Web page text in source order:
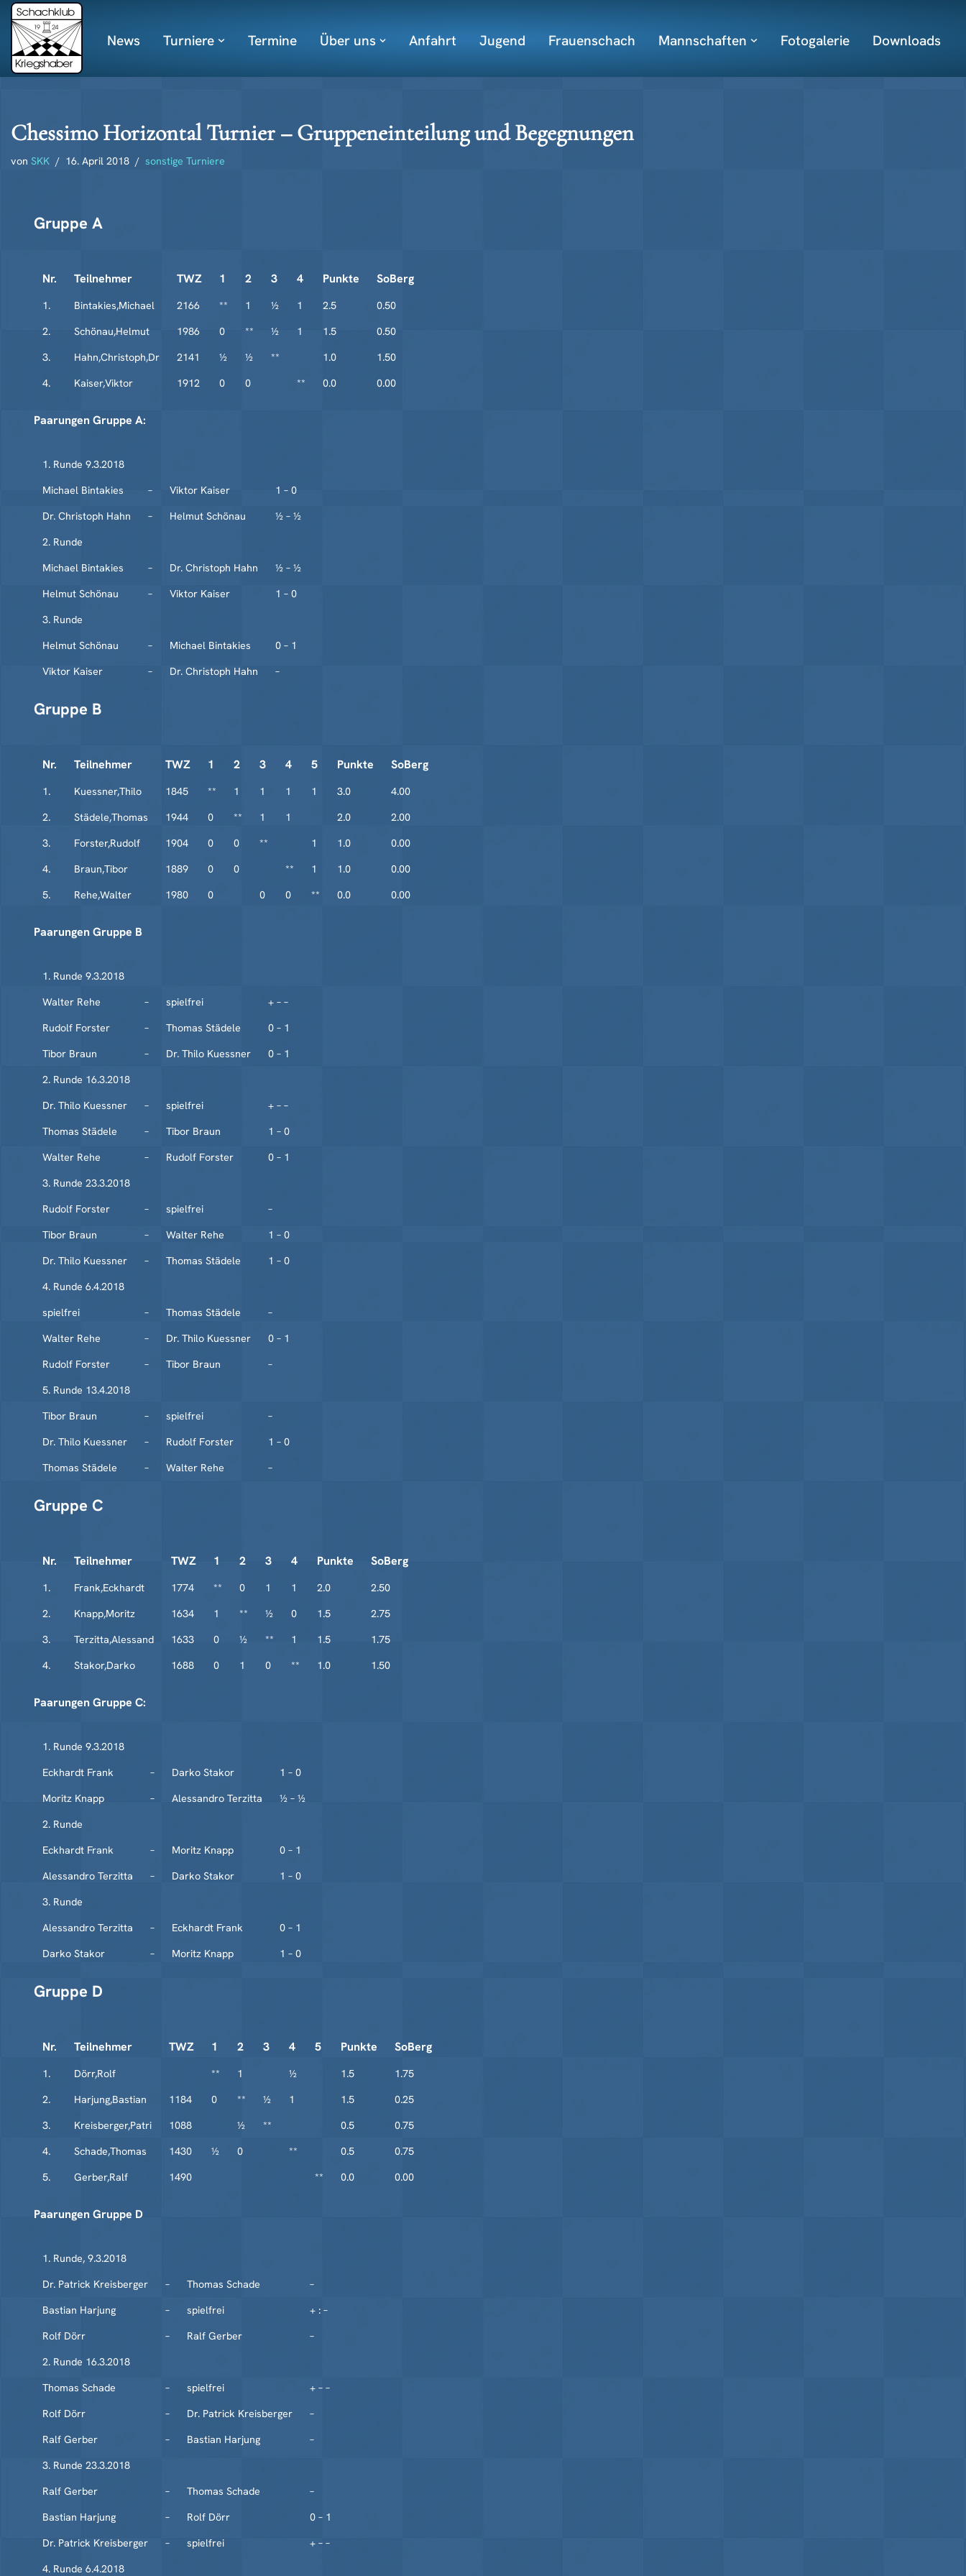
Zum
Inhalt
springen
News Turniere Termine Über uns Anfahrt Jugend Frauenschach Mannschaften Fotogalerie Downloads
Chessimo Horizontal Turnier – Gruppeneinteilung und Begegnungen
von SKK 16. April 2018 sonstige Turniere
Gruppe A
Nr. Teilnehmer TWZ 1 2 3 4 Punkte SoBerg
1. Bintakies,Michael 2166 ** 1 ½ 1 2.5
0.50
2.
Schönau,Helmut 1986 0 ** ½ 1 1.5
0.50
3.
Hahn,Christoph,Dr 2141 ½ ½ ** 1.0
1.50
4.
Kaiser,Viktor 1912 0 0 ** 0.0 0.00
Paarungen Gruppe A:
1. Runde 9.3.2018
Michael Bintakies
– Viktor Kaiser
1 – 0
Dr. Christoph Hahn
– Helmut Schönau
½ – ½
2. Runde
Michael Bintakies
– Dr. Christoph Hahn
½ – ½
Helmut Schönau
– Viktor Kaiser
1 – 0
3. Runde
Helmut Schönau
– Michael Bintakies
0 – 1
Viktor Kaiser
– Dr. Christoph Hahn –
Gruppe B
Nr. Teilnehmer TWZ 1 2 3 4 5 Punkte SoBerg
1. Kuessner,Thilo 1845 ** 1 1 1 1 3.0
4.00
2.
Städele,Thomas 1944 0 ** 1 1 2.0
2.00
3.
Forster,Rudolf 1904 0 0 ** 1 1.0
0.00
4.
Braun,Tibor 1889 0 0 ** 1 1.0
0.00
5.
Rehe,Walter 1980 0 0 0 ** 0.0 0.00
Paarungen Gruppe B
1. Runde 9.3.2018
Walter Rehe
– spielfrei
+ – –
Rudolf Forster
– Thomas Städele
0 – 1
Tibor Braun
– Dr. Thilo Kuessner
0 – 1
2. Runde 16.3.2018
Dr. Thilo Kuessner
– spielfrei
+ – –
Thomas Städele
– Tibor Braun
1 – 0
Walter Rehe
– Rudolf Forster
0 – 1
3. Runde 23.3.2018
Rudolf Forster
– spielfrei
–
Tibor Braun
– Walter Rehe
1 – 0
Dr. Thilo Kuessner
– Thomas Städele
1 – 0
4. Runde 6.4.2018
spielfrei
– Thomas Städele
–
Walter Rehe
– Dr. Thilo Kuessner
0 – 1
Rudolf Forster
– Tibor Braun
–
5. Runde 13.4.2018
Tibor Braun
– spielfrei
–
Dr. Thilo Kuessner
– Rudolf Forster
1 – 0
Thomas Städele
– Walter Rehe –
Gruppe C
Nr. Teilnehmer TWZ 1 2 3 4 Punkte SoBerg
1. Frank,Eckhardt 1774 ** 0 1 1 2.0
2.50
2.
Knapp,Moritz 1634 1 ** ½ 0 1.5
2.75
3.
Terzitta,Alessand 1633 0 ½ ** 1 1.5
1.75
4.
Stakor,Darko 1688 0 1 0 ** 1.0 1.50
Paarungen Gruppe C:
1. Runde 9.3.2018
Eckhardt Frank
– Darko Stakor
1 – 0
Moritz Knapp
– Alessandro Terzitta
½ – ½
2. Runde
Eckhardt Frank
– Moritz Knapp
0 – 1
Alessandro Terzitta
– Darko Stakor
1 – 0
3. Runde
Alessandro Terzitta
– Eckhardt Frank
0 – 1
Darko Stakor
– Moritz Knapp 1 – 0
Gruppe D
Nr. Teilnehmer TWZ 1 2 3 4 5 Punkte SoBerg
1. Dörr,Rolf ** 1 ½ 1.5
1.75
2.
Harjung,Bastian 1184 0 ** ½ 1 1.5
0.25
3.
Kreisberger,Patri 1088 ½ ** 0.5
0.75
4.
Schade,Thomas 1430 ½ 0 ** 0.5
0.75
5.
Gerber,Ralf 1490 ** 0.0 0.00
Paarungen Gruppe D
1. Runde, 9.3.2018
Dr. Patrick Kreisberger
– Thomas Schade
–
Bastian Harjung
– spielfrei
+ : –
Rolf Dörr
– Ralf Gerber
–
2. Runde 16.3.2018
Thomas Schade
– spielfrei
+ – –
Rolf Dörr
– Dr. Patrick Kreisberger
–
Ralf Gerber
– Bastian Harjung
–
3. Runde 23.3.2018
Ralf Gerber
– Thomas Schade
–
Bastian Harjung
– Rolf Dörr
0 – 1
Dr. Patrick Kreisberger
– spielfrei
+ – –
4. Runde 6.4.2018